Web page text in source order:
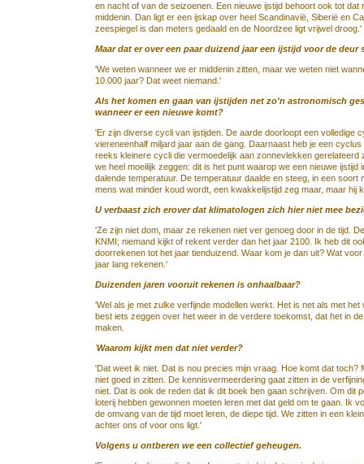
en nacht of van de seizoenen. Een nieuwe ijstijd behoort ook tot
middenin. Dan ligt er een ijskap over heel Scandinavië, Siberië en
zeespiegel is dan meters gedaald en de Noordzee ligt vrijwel droog.'
Maar dat er over een paar duizend jaar een ijstijd voor de
'We weten wanneer we er middenin zitten, maar we weten niet
10.000 jaar? Dat weet niemand.'
Als het komen en gaan van ijstijden net zo'n astronomisch
wanneer er een nieuwe komt?
'Er zijn diverse cycli van ijstijden. De aarde doorloopt een volledige
viereneenhalf miljard jaar aan de gang. Daarnaast heb je een
reeks kleinere cycli die vermoedelijk aan zonnevlekken
we heel moeilijk zeggen: dit is het punt waarop we een nieuwe
dalende temperatuur. De temperatuur daalde en steeg, in een
mens wat minder koud wordt, een kwakkelijstijd zeg maar, maar hij
U verbaast zich erover dat klimatologen zich hier niet mee
'Ze zijn niet dom, maar ze rekenen niet ver genoeg door in de tijd.
KNMI; niemand kijkt of rekent verder dan het jaar 2100. Ik heb dit
doorrekenen tot het jaar tienduizend. Waar kom je dan uit? Wat
jaar lang rekenen.'
Duizenden jaren vooruit rekenen is onhaalbaar?
'Wel als je met zulke verfijnde modellen werkt. Het is net als met
best iets zeggen over het weer in de verdere toekomst, dat het in
maken.
'Waarom kijkt men dat niet verder?
'Dat weet ik niet. Dat is nou precies mijn vraag. Hoe komt dat
niet goed in zitten. De kennisvermeerdering gaat zitten in de
niet. Dat is ook de reden dat ik dit boek ben gaan schrijven. Om dit
loterij hebben gewonnen moeten leren met dat geld om te gaan. Ik
de omvang van de tijd moet leren, de diepe tijd. We zitten in een
achter ons of voor ons ligt.'
Volgens u ontberen we een collectief geheugen.